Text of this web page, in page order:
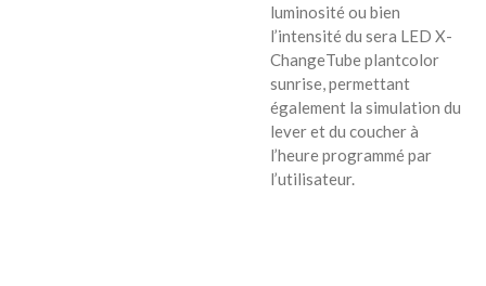
luminosité ou bien
l’intensité du sera LED X-
ChangeTube plantcolor
sunrise, permettant
également la simulation du
lever et du coucher à
l’heure programmé par
l’utilisateur.